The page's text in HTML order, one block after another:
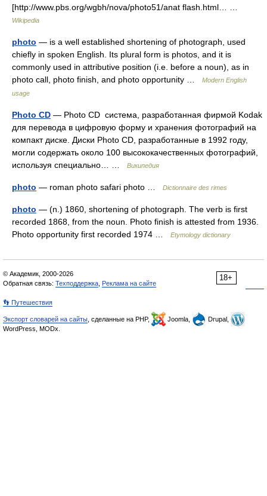
[http://www.pbs.org/wgbh/nova/photo51/anat flash.html… …
Wikipedia
photo — is a well established shortening of photograph, used
chiefly in spoken English. Its plural form is photos, and it is
commonly used in attributive position (i.e. before a noun), as in
photo call, photo finish, and photo opportunity …
Modern English
usage
Photo CD — Photo CD система, разработанная фирмой Kodak
для перевода в цифровую форму и хранения фотографий на
компакт диске. Диски Photo CD, разработанные в 1992 году,
могли содержать около 100 высококачественных фотографий,
используя специально… …
Википедия
photo — roman photo safari photo … Dictionnaire des rimes
photo — (n.) 1860, shortening of photograph. The verb is first
recorded 1868, from the noun. Photo finish is attested from 1936.
Photo opportunity first recorded 1974 …
Etymology dictionary
18+
© Академик, 2000-2026
Обратная связь: Техподдержка Реклама на сайте
👣 Путешествия
Экспорт словарей на сайты , сделанные на PHP, Joomla,
Drupal,
WordPress, MODx.